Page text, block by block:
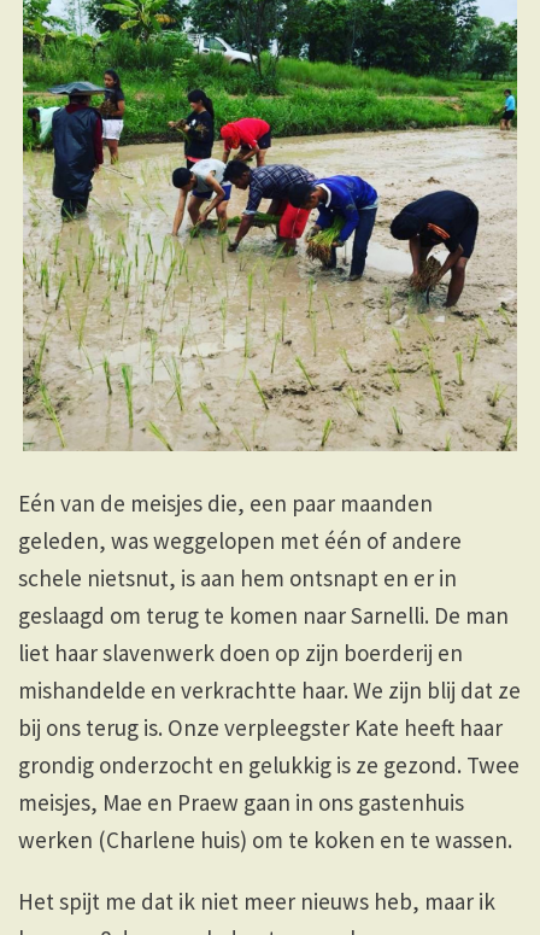
Eén van de meisjes die, een paar maanden
geleden, was weggelopen met één of andere
schele nietsnut, is aan hem ontsnapt en er in
geslaagd om terug te komen naar Sarnelli. De man
liet haar slavenwerk doen op zijn boerderij en
mishandelde en verkrachtte haar. We zijn blij dat ze
bij ons terug is. Onze verpleegster Kate heeft haar
grondig onderzocht en gelukkig is ze gezond. Twee
meisjes, Mae en Praew gaan in ons gastenhuis
werken (Charlene huis) om te koken en te wassen.
Het spijt me dat ik niet meer nieuws heb, maar ik